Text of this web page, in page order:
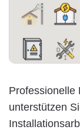
Professionelle
unterstützen